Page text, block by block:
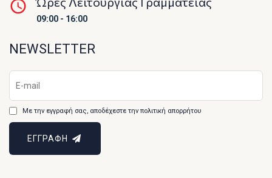
09:00 - 16:00
NEWSLETTER
Με την εγγραφή σας, αποδέχεστε την πολιτική απορρήτου
ΕΓΓΡΑΦΗ